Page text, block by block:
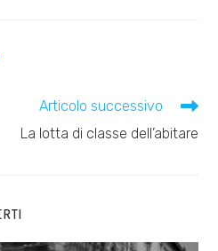
Articolo successivo
La lotta di classe dell’abitare